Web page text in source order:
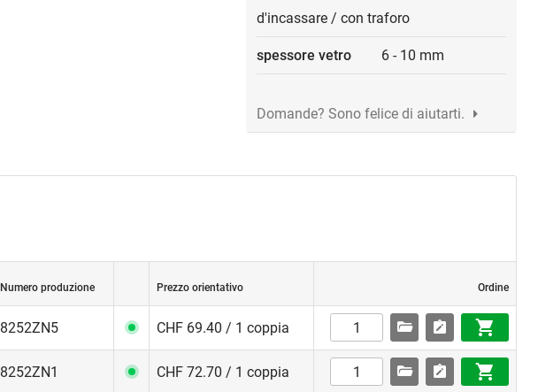
d'incassare / con traforo
spessore vetro 6 - 10 mm
Domande? Sono felice di aiutarti.
Numero produzione Prezzo orientativo Ordine
8252ZN5 CHF 69.40 / 1 coppia
8252ZN1 CHF 72.70 / 1 coppia